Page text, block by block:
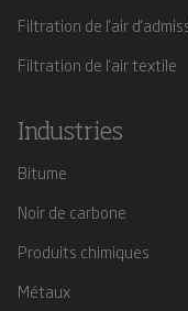
Filtration de l'air
Filtration de l'air textile
Industries
Bitume
Noir de carbone
Produits chimiques
Métaux